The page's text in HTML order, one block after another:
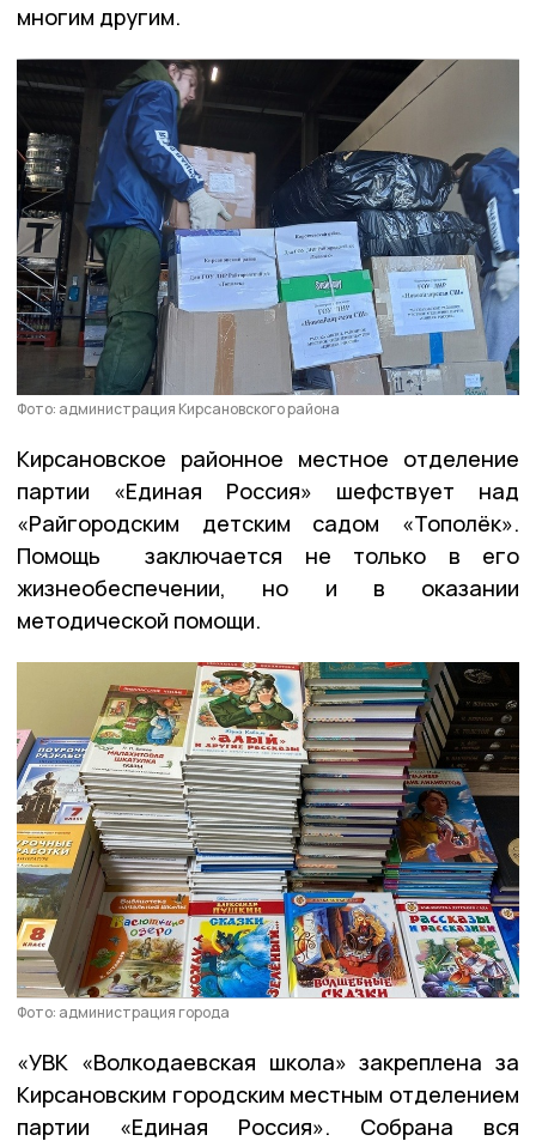
многим другим.
Фото: администрация Кирсановского района
Кирсановское районное местное отделение
партии «Единая Россия» шефствует над
«Райгородским детским садом «Тополёк».
Помощь заключается не только в его
жизнеобеспечении, но и в оказании
методической помощи.
Фото: администрация города
«УВК «Волкодаевская школа» закреплена за
Кирсановским городским местным отделением
партии «Единая Россия». Собрана вся